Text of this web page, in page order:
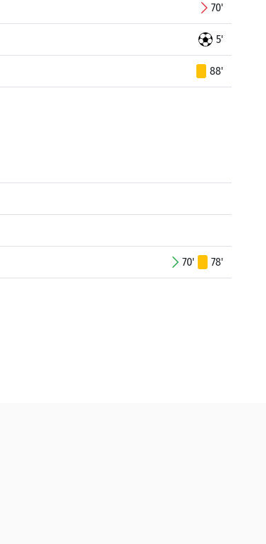
70'
5'
88'
70' 78'